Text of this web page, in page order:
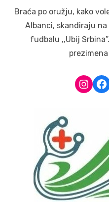
Braća po oružju, kako
Albanci, skandiraju
fudbalu ,,Ubij